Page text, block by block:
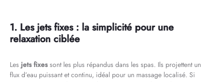
1. Les jets fixes : la simplicité pour une
relaxation ciblée
Les jets fixes sont les plus répandus dans les spas. Ils projettent un
flux d’eau puissant et continu, idéal pour un massage localisé. Si